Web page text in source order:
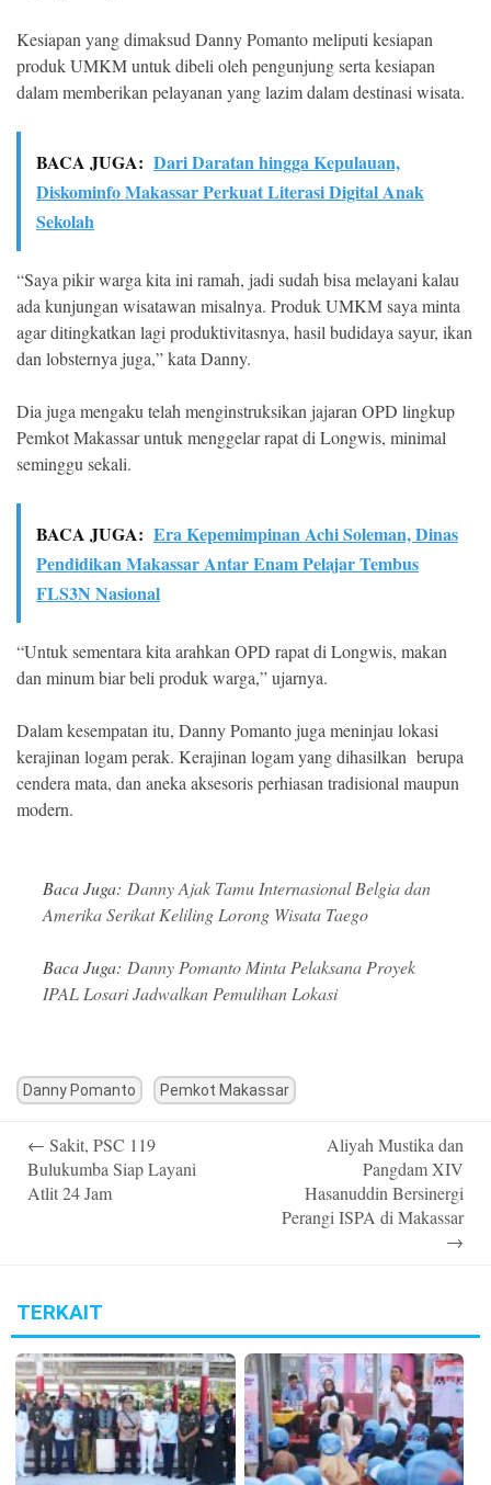
Kesiapan yang dimaksud Danny Pomanto meliputi kesiapan
produk UMKM untuk dibeli oleh pengunjung serta kesiapan
dalam memberikan pelayanan yang lazim dalam destinasi wisata.
BACA JUGA: Dari Daratan hingga Kepulauan,
Diskominfo Makassar Perkuat Literasi Digital Anak
Sekolah
“Saya pikir warga kita ini ramah, jadi sudah bisa melayani kalau
ada kunjungan wisatawan misalnya. Produk UMKM saya minta
agar ditingkatkan lagi produktivitasnya, hasil budidaya sayur, ikan
dan lobsternya juga,” kata Danny.
Dia juga mengaku telah menginstruksikan jajaran OPD lingkup
Pemkot Makassar untuk menggelar rapat di Longwis, minimal
seminggu sekali.
BACA JUGA: Era Kepemimpinan Achi Soleman, Dinas
Pendidikan Makassar Antar Enam Pelajar Tembus
FLS3N Nasional
“Untuk sementara kita arahkan OPD rapat di Longwis, makan
dan minum biar beli produk warga,” ujarnya.
Dalam kesempatan itu, Danny Pomanto juga meninjau lokasi
kerajinan logam perak. Kerajinan logam yang dihasilkan berupa
cendera mata, dan aneka aksesoris perhiasan tradisional maupun
modern.
Baca Juga: Danny Ajak Tamu Internasional Belgia dan
Amerika Serikat Keliling Lorong Wisata Taego
Baca Juga: Danny Pomanto Minta Pelaksana Proyek
IPAL Losari Jadwalkan Pemulihan Lokasi
Danny Pomanto Pemkot Makassar
navigation
← Sakit, PSC 119
Bulukumba Siap Layani
Atlit 24 Jam
Aliyah Mustika dan
Pangdam XIV
Hasanuddin Bersinergi
Perangi ISPA di Makassar
→
TERKAIT